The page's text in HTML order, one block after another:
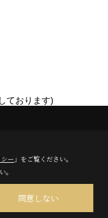
ております)
ー 」をご覧ください。
。
同意しない